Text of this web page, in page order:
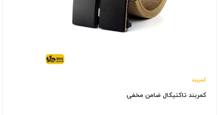
کمربند
کمربند تاکتیکال ضامن مخفی